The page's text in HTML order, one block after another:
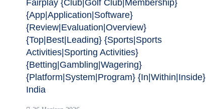
Fairplay {Club|Golf Club|Membership}
{App|Application|Software}
{Review|Evaluation|Overview}
{Top|Best|Leading} {Sports|Sports
Activities|Sporting Activities}
{Betting|Gambling|Wagering}
{Platform|System|Program} {In|Within|Inside}
India